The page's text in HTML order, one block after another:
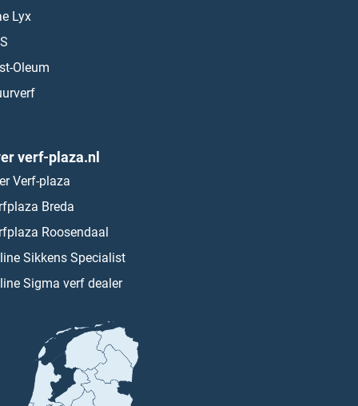
Lyx
Oleum
verf-plaza.nl
Verf-plaza
Breda
Roosendaal
Sikkens Specialist
Sigma verf dealer